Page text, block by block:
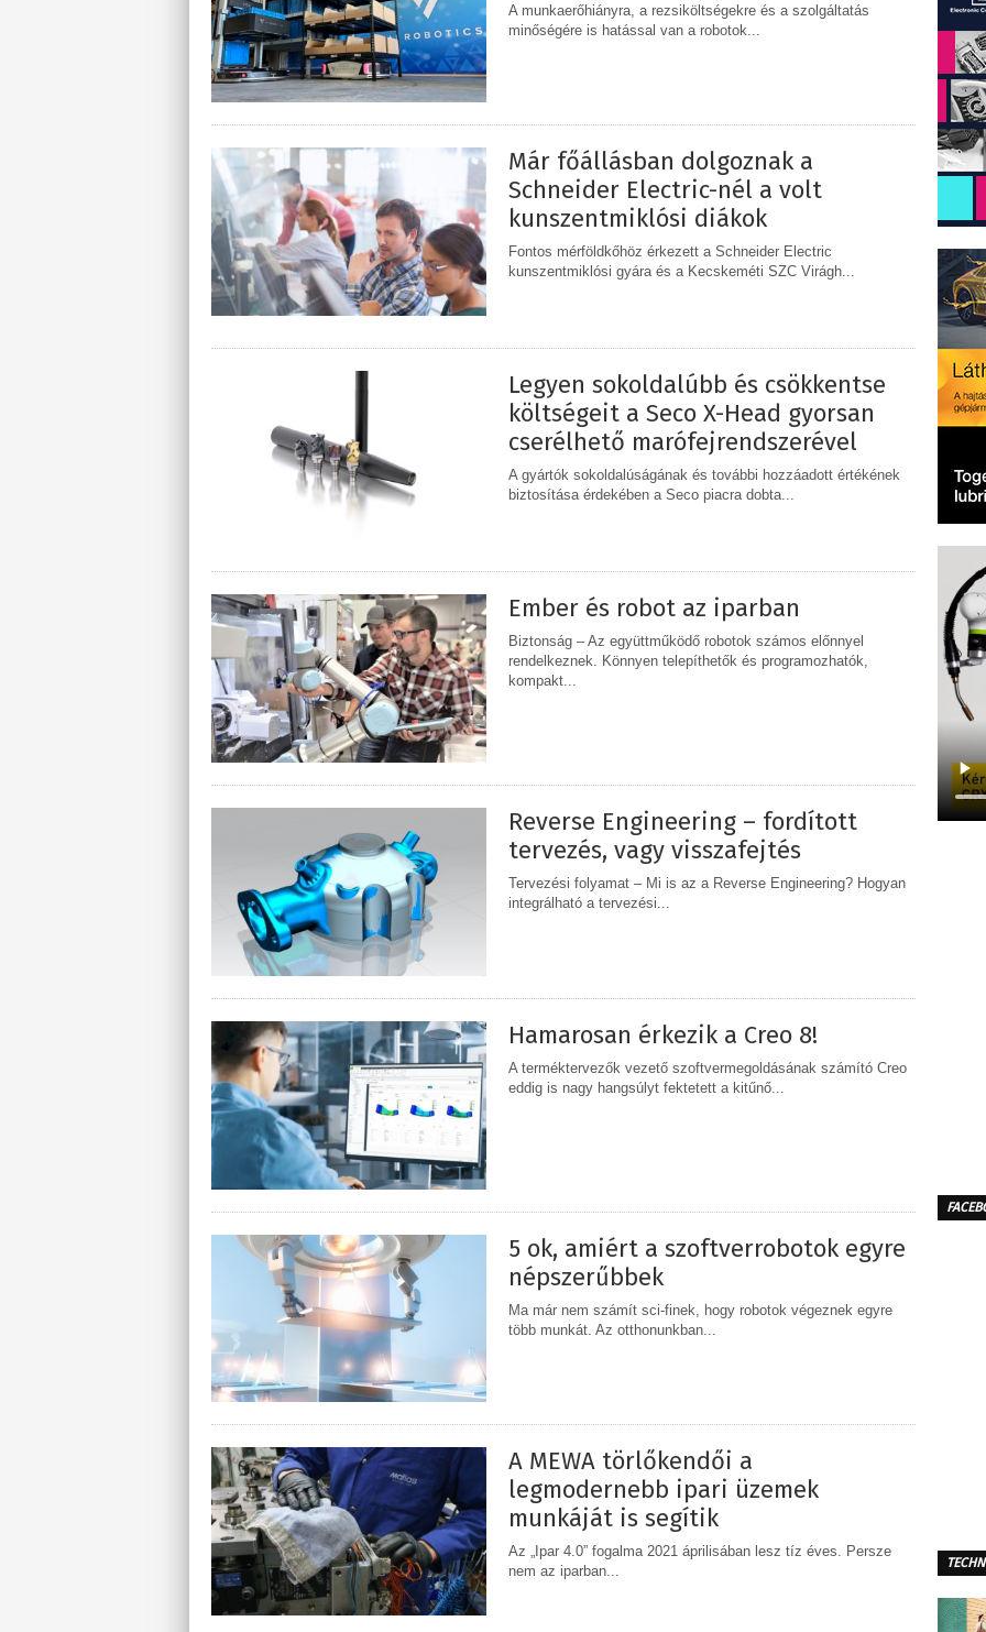
A munkaerőhiányra, a rezsiköltségekre és a szolgáltatás
minőségére is hatással van a robotok...
Már főállásban dolgoznak a
Schneider Electric-nél a volt
kunszentmiklósi diákok
Fontos mérföldkőhöz érkezett a Schneider Electric
kunszentmiklósi gyára és a Kecskeméti SZC Virágh...
Legyen sokoldalúbb és csökkentse
költségeit a Seco X-Head gyorsan
cserélhető marófejrendszerével
A gyártók sokoldalúságának és további hozzáadott értékének
biztosítása érdekében a Seco piacra dobta...
Ember és robot az iparban
Biztonság – Az együttműködő robotok számos előnnyel
rendelkeznek. Könnyen telepíthetők és programozhatók,
kompakt...
Reverse Engineering – fordított
tervezés, vagy visszafejtés
Tervezési folyamat – Mi is az a Reverse Engineering? Hogyan
integrálható a tervezési...
Hamarosan érkezik a Creo 8!
A terméktervezők vezető szoftvermegoldásának számító Creo
eddig is nagy hangsúlyt fektetett a kitűnő...
5 ok, amiért a szoftverrobotok egyre
népszerűbbek
Ma már nem számít sci-finek, hogy robotok végeznek egyre
több munkát. Az otthonunkban...
A MEWA törlőkendői a
legmodernebb ipari üzemek
munkáját is segítik
Az „Ipar 4.0” fogalma 2021 áprilisában lesz tíz éves. Persze
nem az iparban...